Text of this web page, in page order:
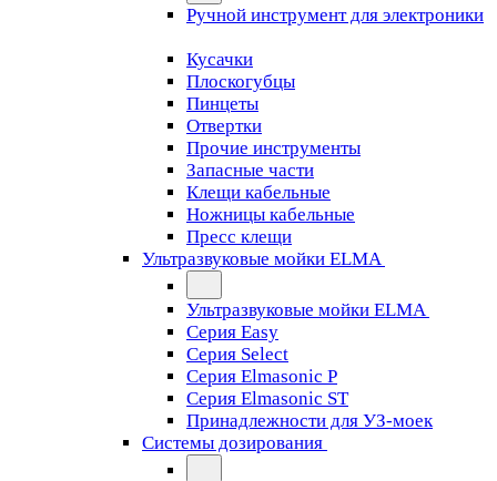
Ручной инструмент для электроники
Кусачки
Плоскогубцы
Пинцеты
Отвертки
Прочие инструменты
Запасные части
Клещи кабельные
Ножницы кабельные
Пресс клещи
Ультразвуковые мойки ELMA
Ультразвуковые мойки ELMA
Серия Easy
Серия Select
Серия Elmasonic P
Серия Elmasonic ST
Принадлежности для УЗ-моек
Системы дозирования